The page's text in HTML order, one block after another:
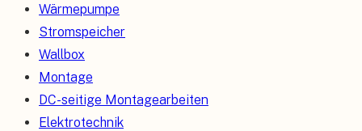
Wärmepumpe
Stromspeicher
Wallbox
Montage
DC-seitige Montagearbeiten
Elektrotechnik